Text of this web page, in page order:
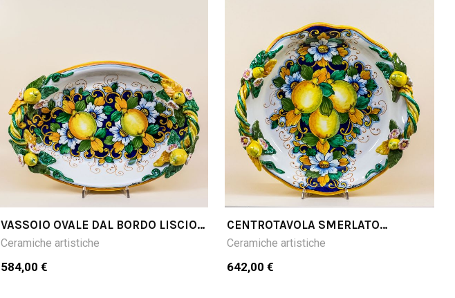
VASSOIO OVALE DAL BORDO LISCIO
LIMONI FONDO BLU
Ceramiche artistiche
584,00 €
CENTROTAVOLA SMERLATO
ROTONDO LIMONI FONDO BLU
Ceramiche artistiche
642,00 €